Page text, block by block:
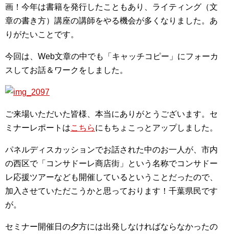
画！今年は書籍を発行したこともあり、ライティング（文
章の書き方）講座の講師をやる機会が多くなりました。あ
りがたいことです。
今回は、Web文章の中でも「キャッチコピー」にフォーカ
スしてお話＆ワークをしました。
ご来場いただいた皆様、本当にありがとうございます。セ
ミナーレポートはこちらにもちょこっとアップしました。
パネルディスカッションでお話された中のお一人が、市内
の西区で「コンサドーレ商店街」という名称でコンサドー
レ応援ツアーなども開催しているということだったので、
加入させていただこうかと思っております！千葉県民です
が。
セミナー開催日の夕方には出発しなければならなかったの